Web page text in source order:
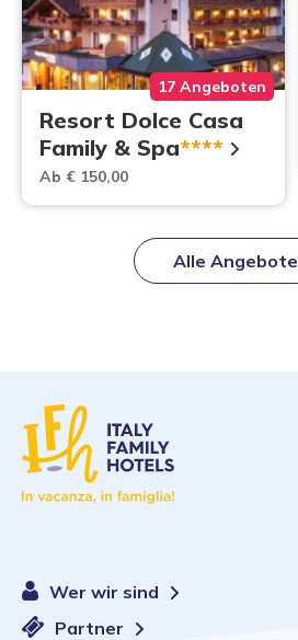
17 Angeboten
Resort Dolce Casa
Family & Spa****
Ab € 150,00
Alle Angebote
Wer wir sind
Partner